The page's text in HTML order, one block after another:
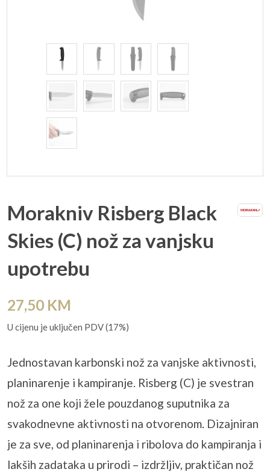
Morakniv Risberg Black
Skies (C) nož za vanjsku
upotrebu
27,50 KM
U cijenu je uključen PDV (17%)
Jednostavan karbonski nož za vanjske aktivnosti,
planinarenje i kampiranje. Risberg (C) je svestran
nož za one koji žele pouzdanog suputnika za
svakodnevne aktivnosti na otvorenom. Dizajniran
je za sve, od planinarenja i ribolova do kampiranja i
lakših zadataka u prirodi – izdržljiv, praktičan nož